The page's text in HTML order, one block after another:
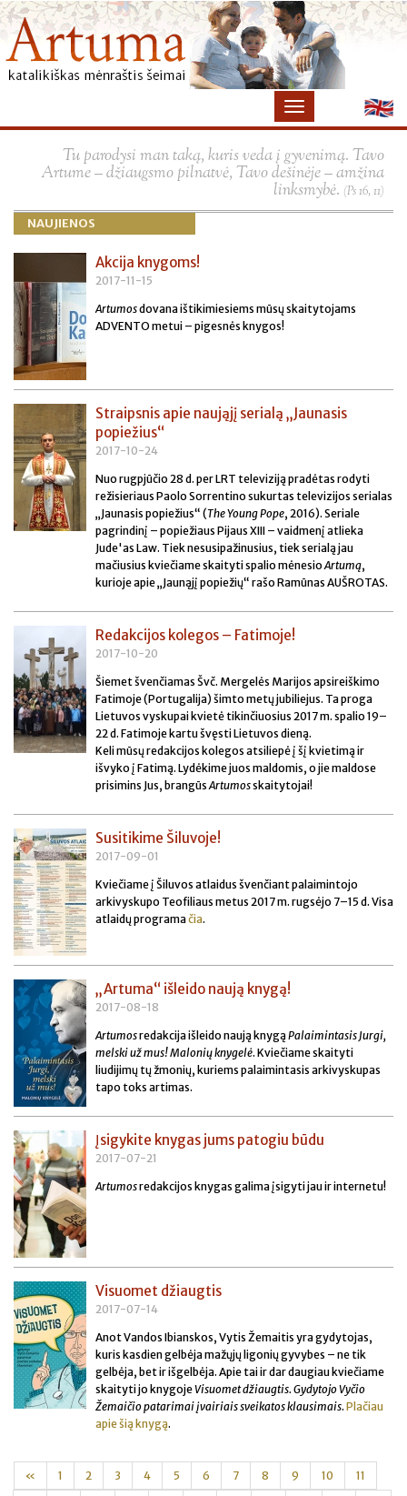
Tu parodysi man taką, kuris veda į gyvenimą. Tavo
Artume – džiaugsmo pilnatvė, Tavo dešinėje – amžina
linksmybė. (Ps 16, 11)
NAUJIENOS
Akcija knygoms!
2017-11-15
Artumosdovana ištikimiesiems mūsų skaitytojams
ADVENTO metui – pigesnės knygos!
Straipsnis apie naująjį serialą „Jaunasis
popiežius“
2017-10-24
Nuo rugpjūčio 28 d. per LRT televiziją pradėtas rodyti
režisieriaus Paolo Sorrentino sukurtas televizijos serialas
„Jaunasis popiežius“ (The Young Pope, 2016). Seriale
pagrindinį – popiežiaus Pijaus XIII – vaidmenį atlieka
Jude'as Law. Tiek nesusipažinusius, tiek serialą jau
mačiusius kviečiame skaityti spalio mėnesioArtumą,
kurioje apie „Jaunąjį popiežių“ rašo Ramūnas AUŠROTAS.
Redakcijos kolegos – Fatimoje!
2017-10-20
Šiemet švenčiamas Švč. Mergelės Marijos apsireiškimo
Fatimoje (Portugalija) šimto metų jubiliejus. Ta proga
Lietuvos vyskupai kvietė tikinčiuosius 2017 m. spalio 19–
22 d. Fatimoje kartu švęsti Lietuvos dieną.
Keli mūsų redakcijos kolegos atsiliepė į šį kvietimą ir
išvyko į Fatimą. Lydėkime juos maldomis, o jie maldose
prisimins Jus, brangūsArtumosskaitytojai!
Susitikime Šiluvoje!
2017-09-01
Kviečiame į Šiluvos atlaidus švenčiant palaimintojo
arkivyskupo Teofiliaus metus 2017 m. rugsėjo 7–15 d. Visa
atlaidų programačia.
„Artuma“ išleido naują knygą!
2017-08-18
Artumosredakcija išleido naują knygą Palaimintasis Jurgi,
melski už mus! Malonių knygelė. Kviečiame skaityti
liudijimų tų žmonių, kuriems palaimintasis arkivyskupas
tapo toks artimas.
Įsigykite knygas jums patogiu būdu
2017-07-21
Artumosredakcijos knygas galima įsigyti jau ir internetu!
Visuomet džiaugtis
2017-07-14
Anot Vandos Ibianskos, Vytis Žemaitis yra gydytojas,
kuris kasdien gelbėja mažųjų ligonių gyvybes – ne tik
gelbėja, bet ir išgelbėja. Apie tai ir dar daugiau kviečiame
skaityti jo knygojeVisuomet džiaugtis. Gydytojo Vyčio
Žemaičio patarimai įvairiais sveikatos klausimais. Plačiau
apie šią knygą.
« 1 2 3 4 5 6 7 8 9 10 11
×